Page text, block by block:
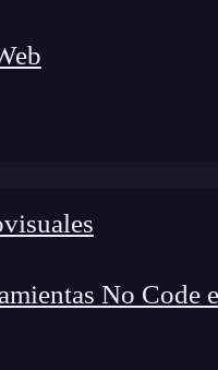
No